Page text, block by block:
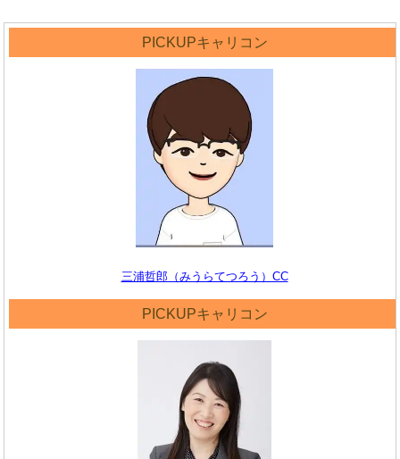
PICKUPキャリコン
三浦哲郎（みうらてつろう）CC
PICKUPキャリコン